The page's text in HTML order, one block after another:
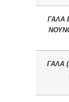
ΓΑΛΑ
ΓΑΛΑ